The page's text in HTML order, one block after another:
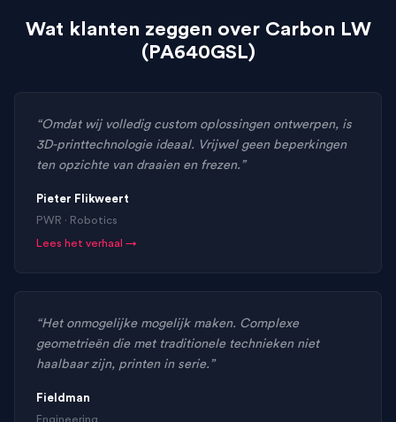
Wat klanten zeggen over Carbon LW
(PA640GSL)
“Omdat wij volledig custom oplossingen ontwerpen, is
3D-printtechnologie ideaal. Vrijwel geen beperkingen
ten opzichte van draaien en frezen.”
Pieter Flikweert
PWR · Robotics
Lees het verhaal →
“Het onmogelijke mogelijk maken. Complexe
geometrieën die met traditionele technieken niet
haalbaar zijn, printen in serie.”
Fieldman
Engineering